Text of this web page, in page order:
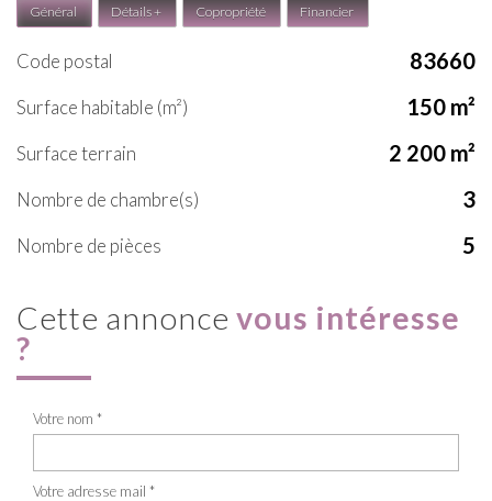
Général Détails + Copropriété Financier
Code postal 83660
Surface habitable (m²) 150 m²
surface terrain 2 200 m²
Nombre de chambre(s) 3
Nombre de pièces 5
cette annonce vous intéresse
?
Votre nom *
Votre adresse mail *